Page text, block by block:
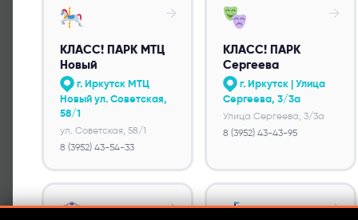
«КЛАСС! ПАРК» — уникальная площадка для
отдыха и проведения праздников. Каждый наш
и вы можете посетить каждый
КЛАСС! ПАРК МТЦ
Новый
г. Иркутск МТЦ
Новый ул. Советская,
58/1
ул. Советская, 58/1
8 (3952) 43-54-33
→
КЛАСС! ПАРК
Сергеева
г. Иркутск | Улица
Сергеева, 3/3а
Улица Сергеева, 3/3а
8 (3952) 43-43-95
→
→ →